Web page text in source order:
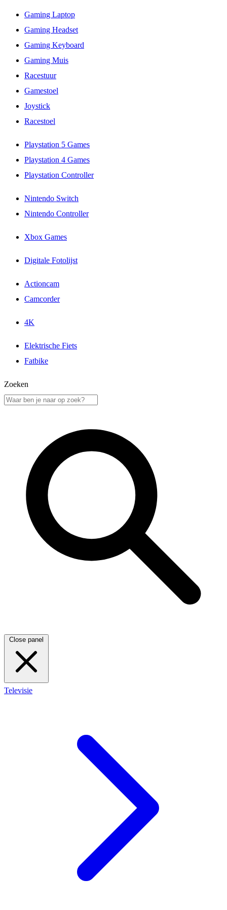
Gaming Laptop
Gaming Headset
Gaming Keyboard
Gaming Muis
Racestuur
Gamestoel
Joystick
Racestoel
Playstation 5 Games
Playstation 4 Games
Playstation Controller
Nintendo Switch
Nintendo Controller
Xbox Games
Digitale Fotolijst
Actioncam
Camcorder
4K
Elektrische Fiets
Fatbike
Zoeken
Close panel
Televisie